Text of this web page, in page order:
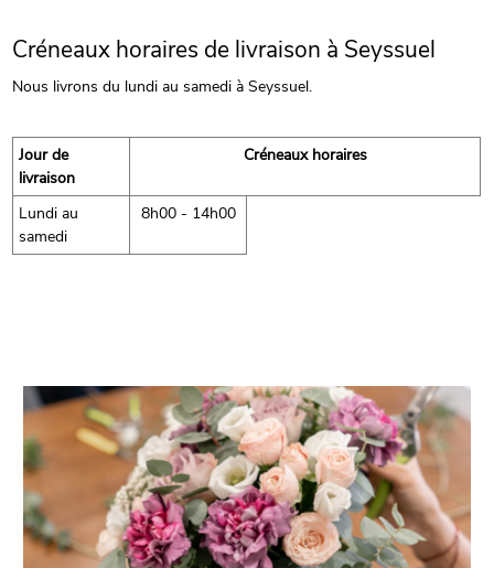
Créneaux horaires de livraison à Seyssuel
Nous livrons du lundi au samedi à Seyssuel.
Jour de
livraison
Créneaux horaires
Lundi au
samedi
8h00 - 14h00